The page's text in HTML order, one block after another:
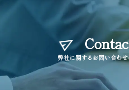
弊社に関するお問い合わ